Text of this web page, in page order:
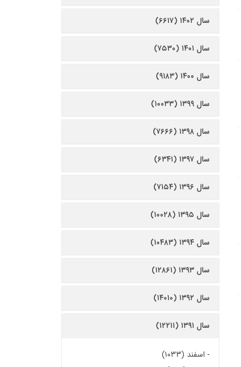
سال ۱۴۰۲ (۶۶۱۷)
سال ۱۴۰۱ (۷۵۳۰)
سال ۱۴۰۰ (۹۱۸۳)
سال ۱۳۹۹ (۱۰۰۳۳)
سال ۱۳۹۸ (۷۶۶۶)
سال ۱۳۹۷ (۶۳۴۱)
سال ۱۳۹۶ (۷۱۵۴)
سال ۱۳۹۵ (۱۰۰۲۸)
سال ۱۳۹۴ (۱۰۴۸۳)
سال ۱۳۹۳ (۱۲۸۶۱)
سال ۱۳۹۲ (۱۴۰۱۰)
سال ۱۳۹۱ (۱۲۲۱۱)
- اسفند (۱۰۳۳)